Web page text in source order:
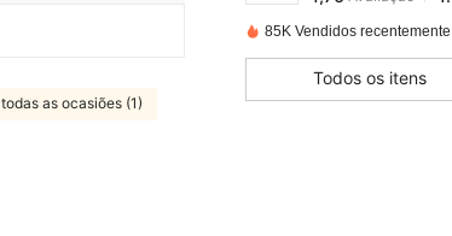
todas as ocasiões (1)
85K Vendidos recentemente
Todos os itens